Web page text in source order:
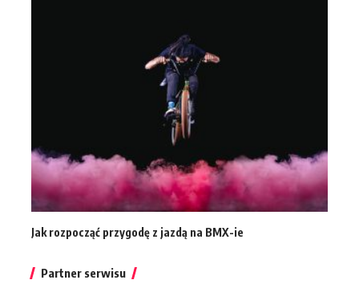
Jak rozpocząć przygodę z jazdą na BMX-ie
Partner serwisu